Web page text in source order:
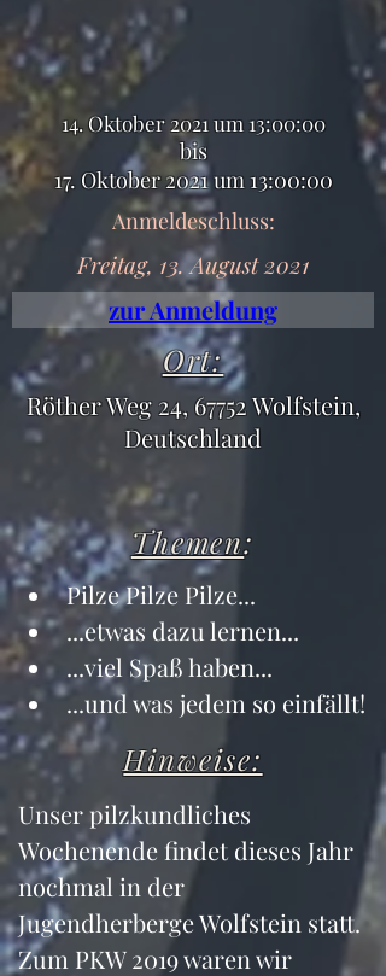
14. Oktober 2021 um 13:00:00
bis
17. Oktober 2021 um 13:00:00
Anmeldeschluss:
Freitag, 13. August 2021
zur Anmeldung
Ort:
Röther Weg 24, 67752 Wolfstein,
Deutschland
Themen:
Pilze Pilze Pilze...
...etwas dazu lernen...
...viel Spaß haben...
...und was jedem so einfällt!
Hinweise:
Unser pilzkundliches
Wochenende findet dieses Jahr
nochmal in der
Jugendherberge Wolfstein statt.
Zum PKW 2019 waren wir